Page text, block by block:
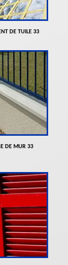
DE TUILE 33
DE MUR 33